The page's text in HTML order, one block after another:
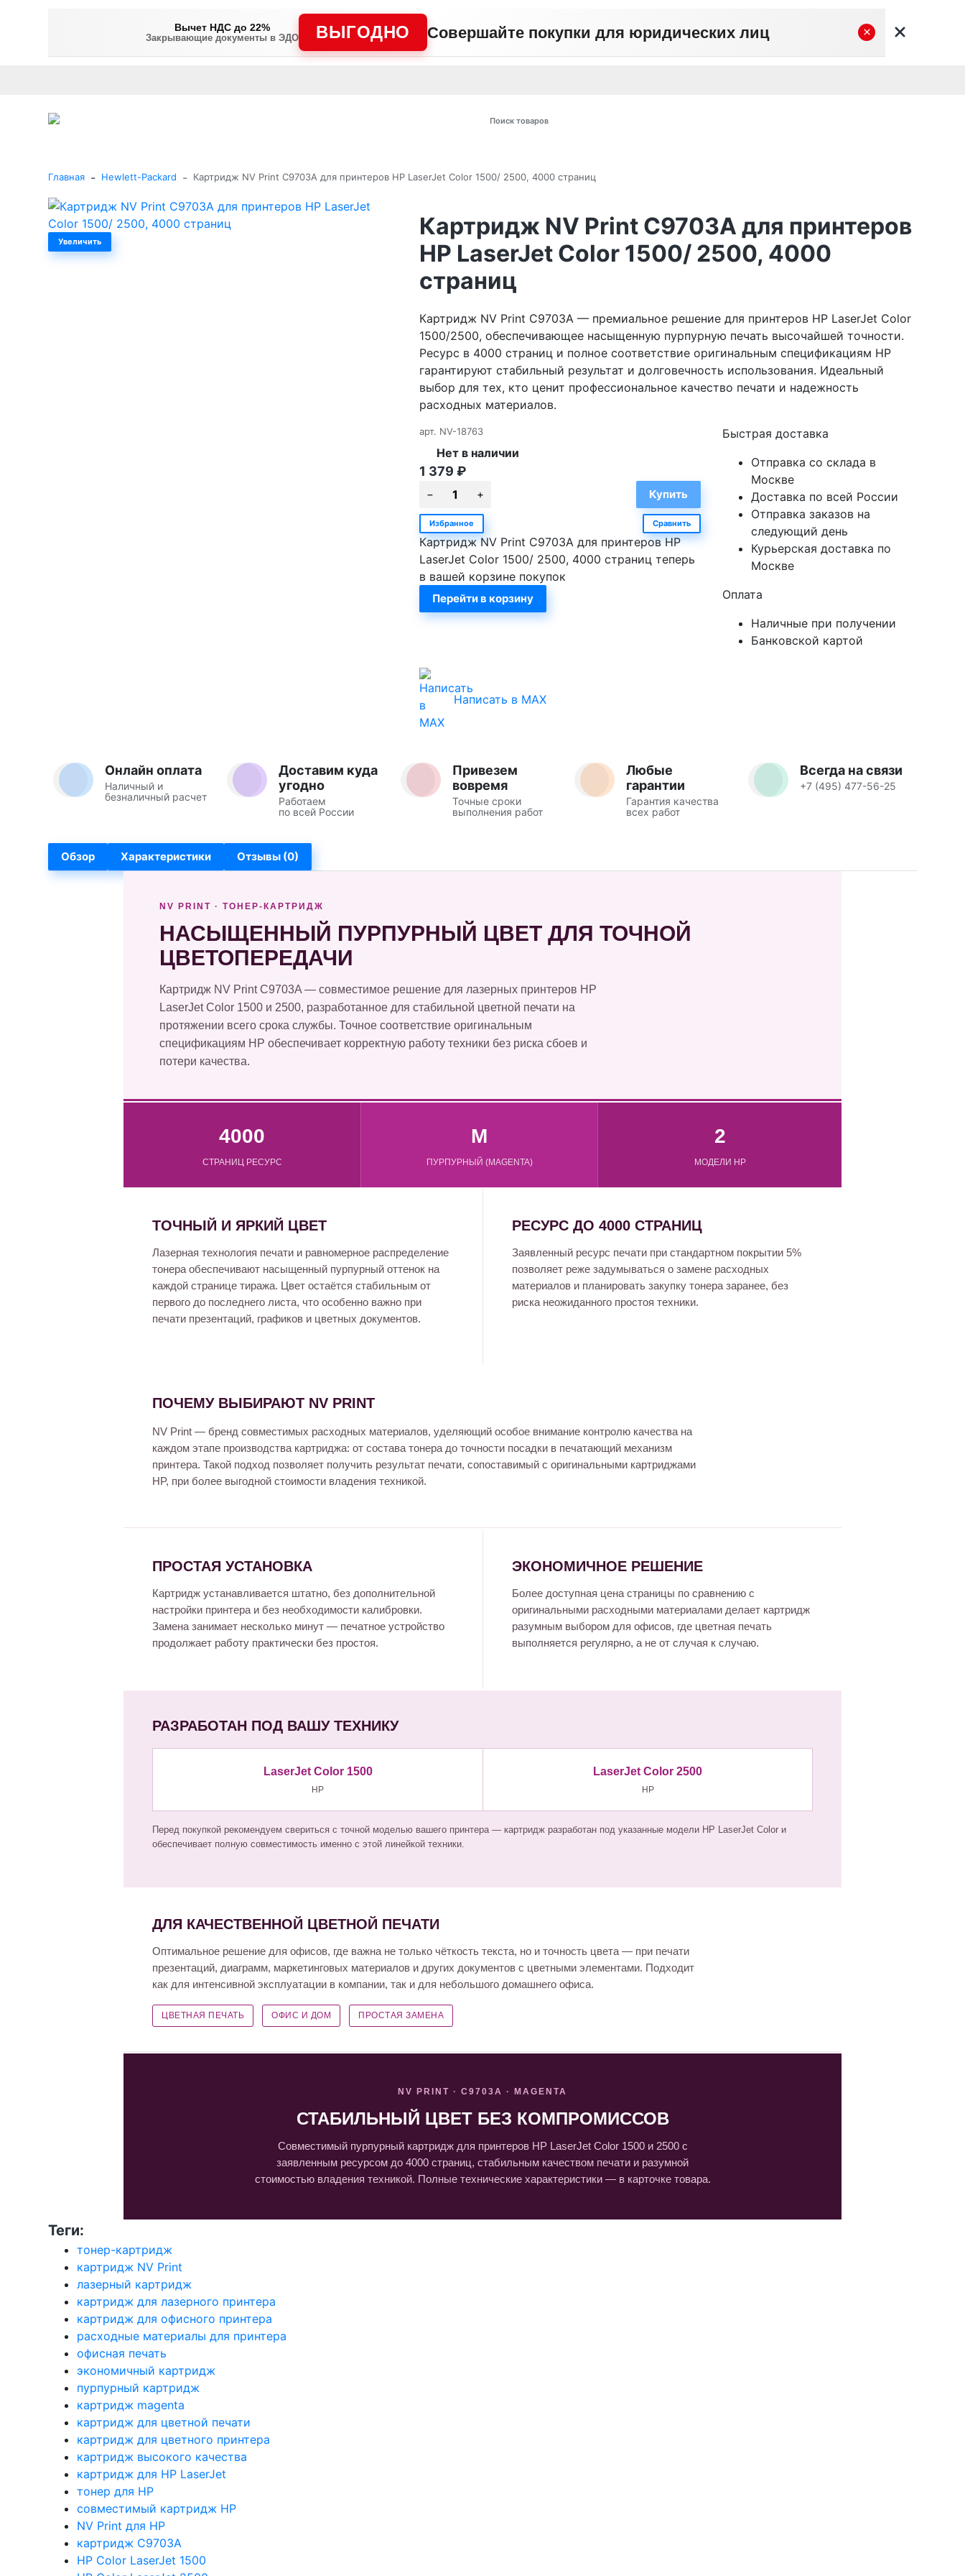
Вычет НДС до 22%
Закрывающие документы в ЭДО ВЫГОДНО Совершайте покупки для юридических лиц ×
Главная - Hewlett-Packard - Картридж NV Print C9703A для принтеров HP LaserJet Color 1500/ 2500, 4000 страниц
Увеличить
Картридж NV Print C9703A для принтеров
HP LaserJet Color 1500/ 2500, 4000
страниц
Картридж NV Print C9703A — премиальное решение для принтеров HP LaserJet Color
1500/2500, обеспечивающее насыщенную пурпурную печать высочайшей точности.
Ресурс в 4000 страниц и полное соответствие оригинальным спецификациям HP
гарантируют стабильный результат и долговечность использования. Идеальный
выбор для тех, кто ценит профессиональное качество печати и надежность
расходных материалов.
арт. NV-18763
Нет в наличии
1 379 ₽
Избранное Сравнить
Картридж NV Print C9703A для принтеров HP
LaserJet Color 1500/ 2500, 4000 страниц теперь
в вашей корзине покупок
Перейти в корзину
Быстрая доставка
Отправка со склада в
Москве
Доставка по всей России
Отправка заказов на
следующий день
Курьерская доставка по
Москве
Оплата
Наличные при получении
Банковской картой
Написать в MAX
Онлайн оплата
Наличный и
безналичный расчет
Доставим куда
угодно
Работаем
по всей России
Привезем
вовремя
Точные сроки
выполнения работ
Любые
гарантии
Гарантия качества
всех работ
Всегда на связи
+7 (495) 477-56-25
Обзор Характеристики Отзывы (0)
NV PRINT · ТОНЕР-КАРТРИДЖ
НАСЫЩЕННЫЙ ПУРПУРНЫЙ ЦВЕТ ДЛЯ ТОЧНОЙ
ЦВЕТОПЕРЕДАЧИ
Картридж NV Print C9703A — совместимое решение для лазерных принтеров HP
LaserJet Color 1500 и 2500, разработанное для стабильной цветной печати на
протяжении всего срока службы. Точное соответствие оригинальным
спецификациям HP обеспечивает корректную работу техники без риска сбоев и
потери качества.
4000
СТРАНИЦ РЕСУРС
M
ПУРПУРНЫЙ (MAGENTA)
2
МОДЕЛИ HP
ТОЧНЫЙ И ЯРКИЙ ЦВЕТ
Лазерная технология печати и равномерное распределение
тонера обеспечивают насыщенный пурпурный оттенок на
каждой странице тиража. Цвет остаётся стабильным от
первого до последнего листа, что особенно важно при
печати презентаций, графиков и цветных документов.
РЕСУРС ДО 4000 СТРАНИЦ
Заявленный ресурс печати при стандартном покрытии 5%
позволяет реже задумываться о замене расходных
материалов и планировать закупку тонера заранее, без
риска неожиданного простоя техники.
ПОЧЕМУ ВЫБИРАЮТ NV PRINT
NV Print — бренд совместимых расходных материалов, уделяющий особое внимание контролю качества на
каждом этапе производства картриджа: от состава тонера до точности посадки в печатающий механизм
принтера. Такой подход позволяет получить результат печати, сопоставимый с оригинальными картриджами
HP, при более выгодной стоимости владения техникой.
ПРОСТАЯ УСТАНОВКА
Картридж устанавливается штатно, без дополнительной
настройки принтера и без необходимости калибровки.
Замена занимает несколько минут — печатное устройство
продолжает работу практически без простоя.
ЭКОНОМИЧНОЕ РЕШЕНИЕ
Более доступная цена страницы по сравнению с
оригинальными расходными материалами делает картридж
разумным выбором для офисов, где цветная печать
выполняется регулярно, а не от случая к случаю.
РАЗРАБОТАН ПОД ВАШУ ТЕХНИКУ
LaserJet Color 1500
HP
LaserJet Color 2500
HP
Перед покупкой рекомендуем свериться с точной моделью вашего принтера — картридж разработан под указанные модели HP LaserJet Color и
обеспечивает полную совместимость именно с этой линейкой техники.
ДЛЯ КАЧЕСТВЕННОЙ ЦВЕТНОЙ ПЕЧАТИ
Оптимальное решение для офисов, где важна не только чёткость текста, но и точность цвета — при печати
презентаций, диаграмм, маркетинговых материалов и других документов с цветными элементами. Подходит
как для интенсивной эксплуатации в компании, так и для небольшого домашнего офиса.
ЦВЕТНАЯ ПЕЧАТЬ ОФИС И ДОМ ПРОСТАЯ ЗАМЕНА
NV PRINT · C9703A · MAGENTA
СТАБИЛЬНЫЙ ЦВЕТ БЕЗ КОМПРОМИССОВ
Совместимый пурпурный картридж для принтеров HP LaserJet Color 1500 и 2500 с
заявленным ресурсом до 4000 страниц, стабильным качеством печати и разумной
стоимостью владения техникой. Полные технические характеристики — в карточке товара.
Теги:
тонер-картридж
картридж NV Print
лазерный картридж
картридж для лазерного принтера
картридж для офисного принтера
расходные материалы для принтера
офисная печать
экономичный картридж
пурпурный картридж
картридж magenta
картридж для цветной печати
картридж для цветного принтера
картридж высокого качества
картридж для HP LaserJet
тонер для HP
совместимый картридж HP
NV Print для HP
картридж C9703A
HP Color LaserJet 1500